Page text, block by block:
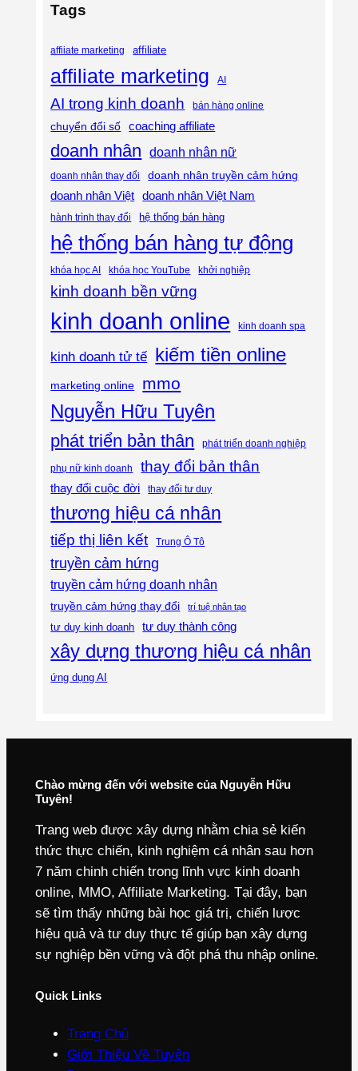
Tags
affiiate marketing affiliate
affiliate marketing AI
AI trong kinh doanh bán hàng online
chuyển đổi số coaching affiliate
doanh nhân doanh nhân nữ
doanh nhân thay đổi doanh nhân truyền cảm hứng
doanh nhân Việt doanh nhân Việt Nam
hành trình thay đổi hệ thống bán hàng
hệ thống bán hàng tự động
khóa học AI khóa học YouTube khởi nghiệp
kinh doanh bền vững
kinh doanh online kinh doanh spa
kinh doanh tử tế kiếm tiền online
marketing online mmo
Nguyễn Hữu Tuyên
phát triển bản thân phát triển doanh nghiệp
phụ nữ kinh doanh thay đổi bản thân
thay đổi cuộc đời thay đổi tư duy
thương hiệu cá nhân
tiếp thị liên kết Trung Ô Tô
truyền cảm hứng
truyền cảm hứng doanh nhân
truyền cảm hứng thay đổi trí tuệ nhân tạo
tư duy kinh doanh tư duy thành công
xây dựng thương hiệu cá nhân
ứng dụng AI
Chào mừng đến với website của Nguyễn Hữu
Tuyên!
Trang web được xây dựng nhằm chia sẻ kiến
thức thực chiến, kinh nghiệm cá nhân sau hơn
7 năm chinh chiến trong lĩnh vực kinh doanh
online, MMO, Affiliate Marketing. Tại đây, bạn
sẽ tìm thấy những bài học giá trị, chiến lược
hiệu quả và tư duy thực tế giúp bạn xây dựng
sự nghiệp bền vững và đột phá thu nhập online.
Quick Links
Trang Chủ
Giới Thiệu Về Tuyên